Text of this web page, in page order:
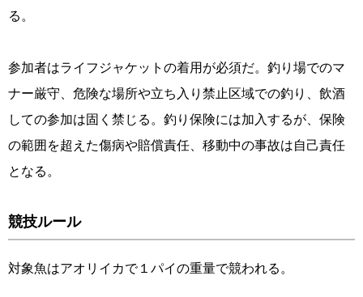
る。
参加者はライフジャケットの着用が必須だ。釣り場でのマ
ナー厳守、危険な場所や立ち入り禁止区域での釣り、飲酒
しての参加は固く禁じる。釣り保険には加入するが、保険
の範囲を超えた傷病や賠償責任、移動中の事故は自己責任
となる。
競技ルール
対象魚はアオリイカで１パイの重量で競われる。